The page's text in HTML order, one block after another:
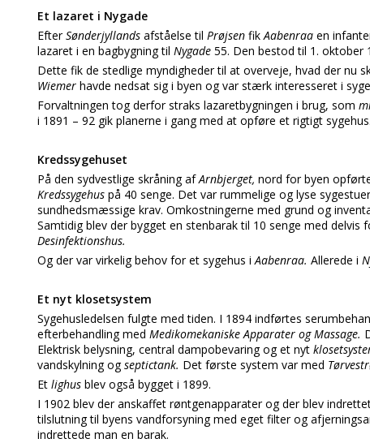
Et lazaret i Nygade
EfterSønderjyllands afståelse til Prøjsen fikAabenraa en
lazaret i en bagbygning til Nygade 55. Den bestod til 1. oktober
Dette fik de stedlige myndigheder til at overveje, hvad der nu
Wiemer havde nedsat sig i byen og var stærk interesseret i
Forvaltningen tog derfor straks lazaretbygningen i brug, som
i 1891 – 92 gik planerne i gang med at opføre et rigtigt sygehus.
Kredssygehuset
På den sydvestlige skråning afArnbjerget, nord for byen
Kredssygehus på 40 senge. Det var rummelige og lyse
sundhedsmæssige krav. Omkostningerne med grund og
Samtidig blev der bygget en stenbarak til 10 senge med
Desinfektionshus.
Og der var virkelig behov for et sygehus iAabenraa. Allerede i
Et nyt klosetsystem
Sygehusledelsen fulgte med tiden. I 1894 indførtes
efterbehandling med Medikomekaniske Apparater og Massage.
Elektrisk belysning, central dampobevaring og et nyt
vandskylning ogseptictank. Det første system var med
Et lighus blev også bygget i 1899.
I 1902 blev der anskaffet røntgenapparater og der blev
tilslutning til byens vandforsyning med eget filter og
indrettede man en barak.